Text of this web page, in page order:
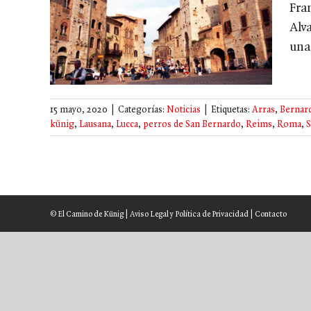
15 mayo, 2020 Categorías: Noticias Etiquetas: Arras,
künig, Lausana, Lucca, perros de San Bernardo, Reims, Roma,
© El Camino de Künig | Aviso Legal y Política de Privacidad Contacto